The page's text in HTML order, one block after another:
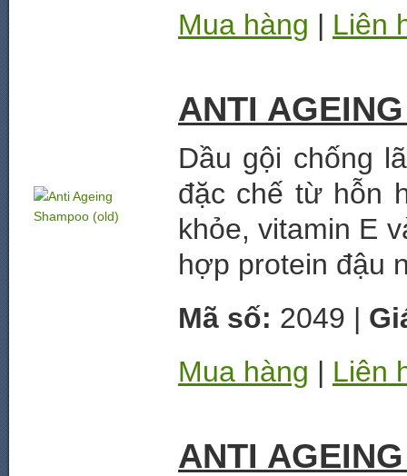
Mua hàng | Liên
ANTI
Dầu gội chống
đặc chế từ hỗn
khỏe, vitamin E
hợp protein đậu
Mã số: 2049 |
Mua hàng | Liên
ANTI